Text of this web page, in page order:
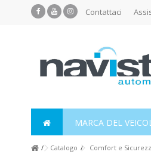
Contattaci
MARCA DEL
Catalogo Comfort e